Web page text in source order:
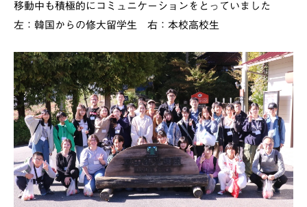
移動中も積極的にコミュニケーションをとっていました
左：韓国からの修大留学生 右：本校高校生